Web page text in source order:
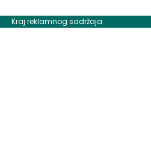
Kraj reklamnog sadržaja